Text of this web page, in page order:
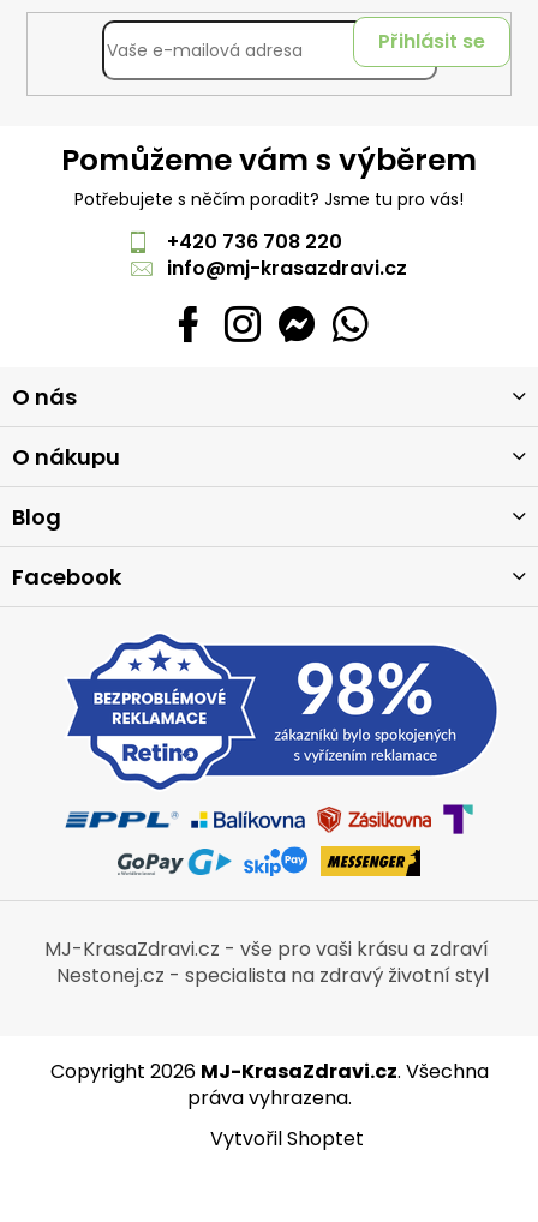
Přihlásit se
Pomůžeme vám s výběrem
Potřebujete s něčím poradit? Jsme tu pro vás!
+420 736 708 220
info@mj-krasazdravi.cz
á
p
a
t
O nás
O nákupu
Blog
Facebook
MJ-KrasaZdravi.cz - vše pro vaši krásu a zdraví
Nestonej.cz - specialista na zdravý životní styl
Vytvořil Shoptet
Copyright 2026 MJ-KrasaZdravi.cz. Všechna
práva vyhrazena.